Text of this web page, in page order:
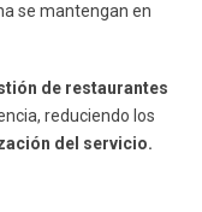
se mantengan en
de restaurantes
reduciendo los
del servicio.